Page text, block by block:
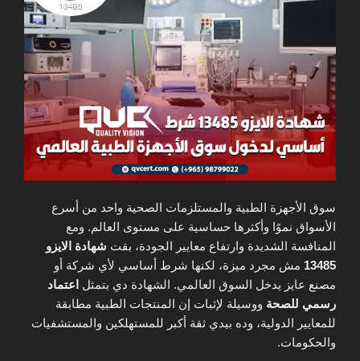
سوق الأجهزة الطبية والمستلزمات الصحية واحد من أسرع
الأسواق نموًا وأكثرها حساسية على مستوى العالم. ومع
المنافسة الشديدة وارتفاع معايير الجودة، بقت شهادة الايزو
13485 مش مجرد ميزة، لكنها شرط أساسي لأي شركة أو
مصنع عايز يدخل السوق العالمي. الشهادة دي بتمثل اعتماد
رسمي للصحة ووسيلة لإثبات إن المنتجات الطبية مطابقة
للمعايير الدولية، وده بيدي ثقة أكبر للمستهلكين والمستشفيات
والحكومات.